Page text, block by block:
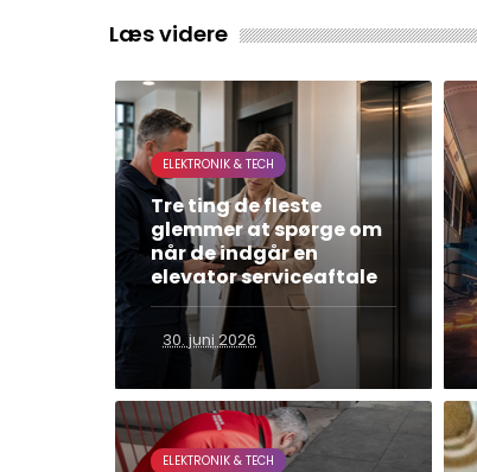
Læs videre
ELEKTRONIK & TECH
Tre ting de fleste
glemmer at spørge om
når de indgår en
elevator serviceaftale
30. juni 2026
ELEKTRONIK & TECH